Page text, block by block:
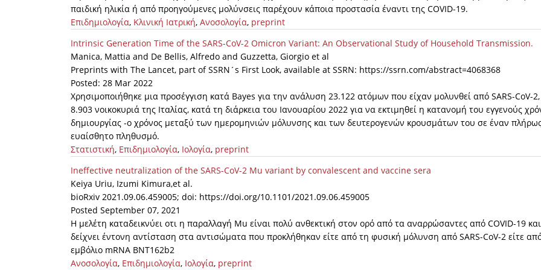
παιδική ηλικία ή από προηγούμενες μολύνσεις παρέχουν κάποια προστασία έναντι της COVID-19.
Επιδημιολογία, Κλινική Ιατρική, Ανοσολογία, preprint
Intrinsic Generation Time of the SARS-CoV-2 Omicron Variant: An Observational Study of Household Transmission.
Manica, Mattia and De Bellis, Alfredo and Guzzetta, Giorgio et al
Preprints with The Lancet, part of SSRN´s First Look, available at SSRN: https://ssrn.com/abstract=4068368
Posted: 28 Mar 2022
Χρησιμοποιήθηκε μια προσέγγιση κατά Bayes για την ανάλυση 23.122 ατόμων που είχαν μολυνθεί από SARS-CoV-
8.903 νοικοκυριά της Ιταλίας, κατά τη διάρκεια του Ιανουαρίου 2022 για να εκτιμηθεί η κατανομή του εγγενούς
δημιουργίας -ο χρόνος μεταξύ των ημερομηνιών μόλυνσης και των δευτερογενών κρουσμάτων του σε έναν
ευαίσθητο πληθυσμό.
Στατιστική, Επιδημιολογία, Ιολογία, preprint
Ineffective neutralization of the SARS-CoV-2 Mu variant by convalescent and vaccine sera
Keiya Uriu, Izumi Kimura,et al.
bioRxiv 2021.09.06.459005; doi: https://doi.org/10.1101/2021.09.06.459005
Posted September 07, 2021
Η μελέτη καταδεικνύει οτι η παραλλαγή Mu είναι πολύ ανθεκτική στον ορό από τα αναρρώσαντες από COVID-19 και
δείχνει έντονη αντίσταση στα αντισώματα που προκλήθηκαν είτε από τη φυσική μόλυνση από SARS-CoV-2 είτε
εμβόλιο mRNA BNT162b2
Ανοσολογία, Επιδημιολογία, Ιολογία, preprint